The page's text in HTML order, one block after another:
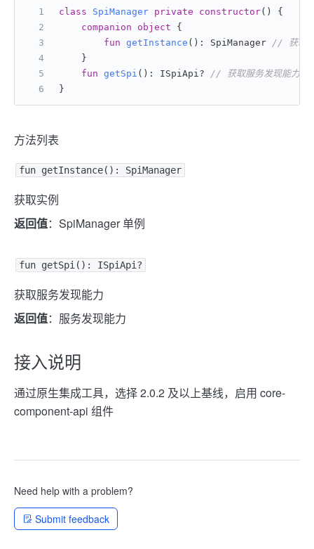
class SpiManager private constructor() {
companion
object {
fun getInstance () : SpiManager // 获取
    }
fun getSpi () : ISpiApi? // 获取服务发现能力
}
方法列表
fun getInstance(): SpiManager
获取实例
返回值：SpiManager 单例
fun getSpi(): ISpiApi?
获取服务发现能力
返回值：服务发现能力
接入说明
通过原生集成工具，选择 2.0.2 及以上基线，启用 core-
component-api 组件
Need help with a problem?
Submit feedback